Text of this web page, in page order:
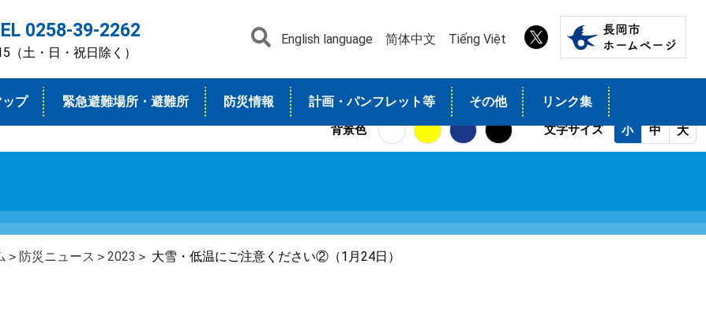
0258-39-2262
（土・日・祝日除く）
English language 简体中文 Tiếng Việt
プ 緊急避難場所・避難所 防災情報 計画・パンフレット等 その他 リンク集
背景色 文字サイズ 小 中 大
＞ 防災ニュース ＞ 2023 ＞ 大雪・低温にご注意ください②（1月24日）